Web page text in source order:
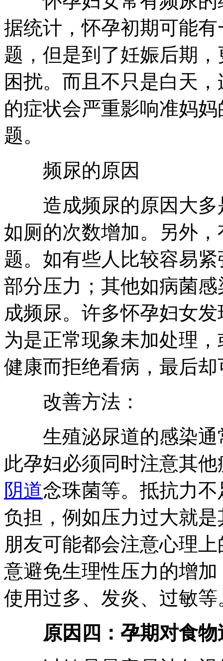
据统计，怀孕初期可能
题，但是到了妊娠后期
困扰。而且不只是白天
的症状会严重影响准妈
题。
频尿的原因
造成频尿的原因大多
如厕的次数增加。另外
题。如有些人比较容易
部分压力；其他如病菌
成频尿。许多怀孕妇女
为是正常现象未加处理
健康而拒绝看病，最后
改善方法：
生殖泌尿道的感染通
此孕妇必须同时注意其
阴道念珠菌等。抵抗力
负担，例如压力过大就
朋友可能都会注意心理
意避免生理性压力的增
使用过多、发炎、过敏等
原因四：孕期对食物